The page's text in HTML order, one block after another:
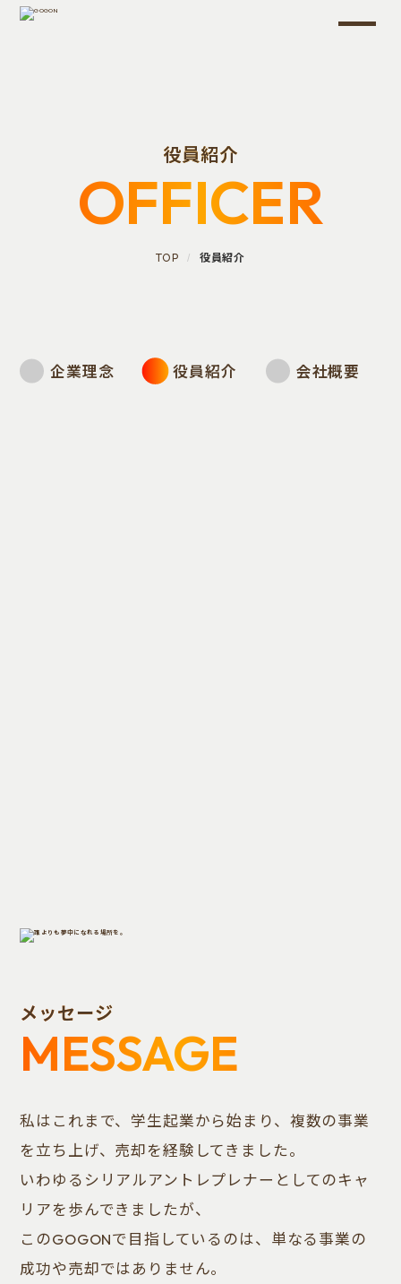
企業理念 役員紹介 会社概要
役員紹介
OFFICER
TOP 役員紹介
メッセージ
MESSAGE
私はこれまで、学生起業から始まり、複数の事業
を立ち上げ、売却を経験してきました。
いわゆるシリアルアントレプレナーとしてのキャ
リアを歩んできましたが、
このGOGONで目指しているのは、単なる事業の
成功や売却ではありません。